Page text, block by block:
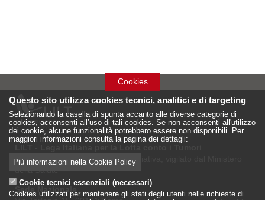
è un Ente Pubblico su base associativa, vigilato dal Ministero
della Salute
Sede Nazionale
Cookies
Questo sito utilizza cookies tecnici, analitici e di targeting
Selezionando la casella di spunta accanto alle diverse categorie di
cookies, acconsenti all’uso di tali cookies. Se non acconsenti all'utilizzo
dei cookie, alcune funzionalità potrebbero essere non disponibili. Per
maggiori informazioni consulta la pagina dei dettagli:
Più informazioni nella Cookie Policy
Cookie tecnici essenziali (necessari)
Cookies utilizzati per mantenere gli stati degli utenti nelle richieste di